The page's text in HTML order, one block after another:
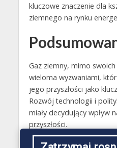
kluczowe znaczenie dla
ziemnego na rynku
Gaz ziemny, mimo
wieloma wyzwaniami,
jego przyszłości jako
Rozwój technologii i
miały decydujący wpływ
przyszłości.